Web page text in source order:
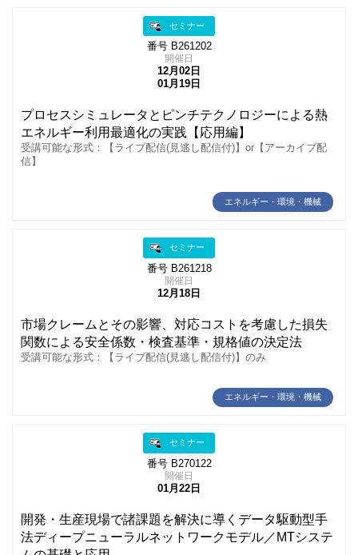
セミナー
番号 B261202
開催日
12月02日
01月19日
プロセスシミュレータとピンチテクノロジーによる熱
エネルギー利用最適化の実践【応用編】
受講可能な形式：【ライブ配信(見逃し配信付)】or【アーカイブ配
信】
エネルギー・環境・機械
セミナー
番号 B261218
開催日
12月18日
市場クレームとその影響、対応コストを考慮した損失
関数による安全係数・検査基準・規格値の決定法
受講可能な形式：【ライブ配信(見逃し配信付)】のみ
エネルギー・環境・機械
セミナー
番号 B270122
開催日
01月22日
開発・生産現場で諸課題を解決に導くデータ駆動型手
法ディープニューラルネットワークモデル／MTシステ